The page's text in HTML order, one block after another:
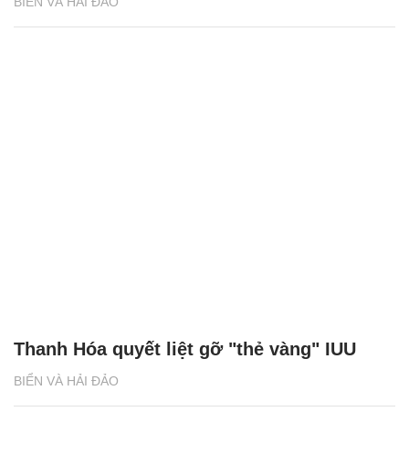
BIỂN VÀ HẢI ĐẢO
Thanh Hóa quyết liệt gỡ "thẻ vàng" IUU